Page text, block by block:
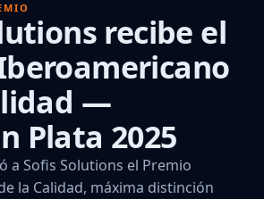
recibe el
—
Plata 2025
a Sofis Solutions el Premio
la Calidad, máxima distinción